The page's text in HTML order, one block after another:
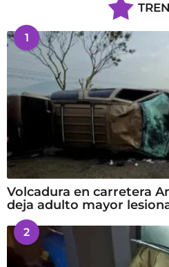
1
Volcadura en carretera
deja adulto mayor
2